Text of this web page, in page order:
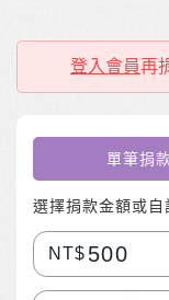
登入會員再
單筆捐
選擇捐款金額或自
NT$ 500